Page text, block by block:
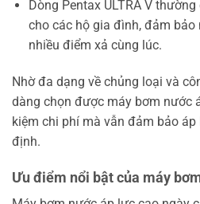
Dòng Pentax ULTRA V
cho các hộ gia đình, đảm bảo
nhiều điểm xả cùng lúc.
Nhờ đa dạng về chủng loại và
dàng chọn được máy bơm nước
kiệm chi phí mà vẫn đảm bảo
định.
Ưu điểm nổi bật của máy